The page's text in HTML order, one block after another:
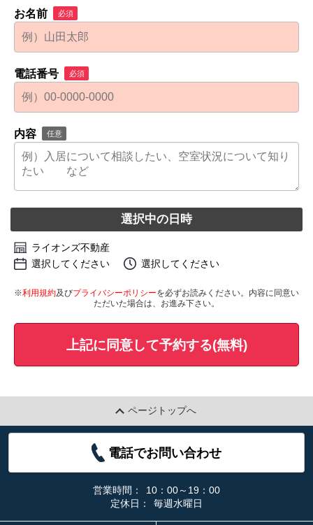
お名前 必須
電話番号 必須
内容 任意
選択中の日時
ライオンズ不動産
選択してください
選択してください
※利用規約及びプライバシーポリシーを必ずお読みください。内容に同意い
ただいた場合は、お進み下さい。
上記に同意して予約する(無料)
ページトップへ
電話でお問い合わせ
営業時間：
10：00～19：00
定休日：
毎週水曜日